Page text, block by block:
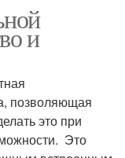
и
позволяющая
это при
Это